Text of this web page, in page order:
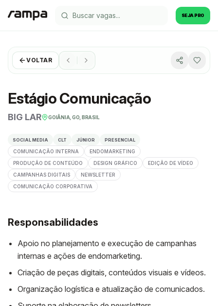
SEJA PRO
VOLTAR
Estágio Comunicação
BIG LAR GOIÂNIA, GO, BRASIL
SOCIAL MEDIA CLT JÚNIOR PRESENCIAL
COMUNICAÇÃO INTERNA
ENDOMARKETING
PRODUÇÃO DE CONTEÚDO
DESIGN GRÁFICO
EDIÇÃO DE VÍDEO
CAMPANHAS DIGITAIS
NEWSLETTER
COMUNICAÇÃO CORPORATIVA
Responsabilidades
Apoio no planejamento e execução de campanhas
internas e ações de endomarketing.
Criação de peças digitais, conteúdos visuais e vídeos.
Organização logística e atualização de comunicados.